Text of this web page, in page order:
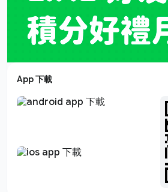
App 下載